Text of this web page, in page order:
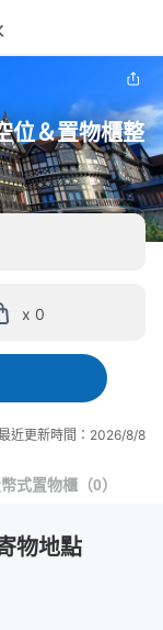
位＆置物櫃整
x 0
近更新時間：2026/8/8
式置物櫃 （0）
物地點